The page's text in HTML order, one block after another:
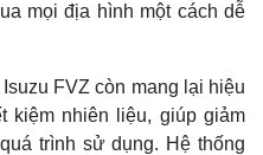
mọi địa hình một cách dễ
FVZ còn mang lại hiệu
kiệm nhiên liệu, giúp giảm
trình sử dụng. Hệ thống